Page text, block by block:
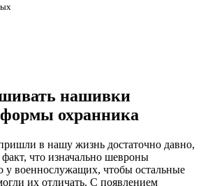
нашивки
охранника
в нашу жизнь достаточно давно,
факт, что изначально шевроны
у военнослужащих, чтобы остальные
их отличать. С появлением